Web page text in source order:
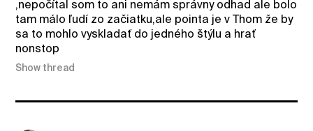
,nepočítal som to ani nemám správny odhad ale bolo
tam málo ľudí zo začiatku,ale pointa je v Thom že by
sa to mohlo vyskladať do jedného štýlu a hrať
nonstop
Show thread